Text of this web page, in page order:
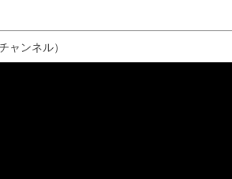
ャンネル）